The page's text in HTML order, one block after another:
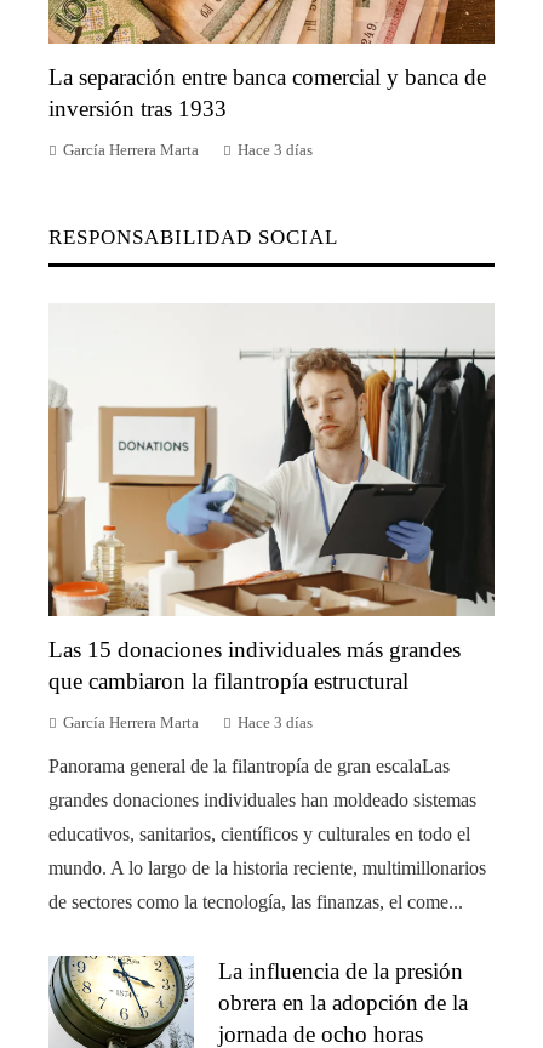
La separación entre banca comercial y banca de
inversión tras 1933
García Herrera Marta Hace 3 días
RESPONSABILIDAD SOCIAL
Las 15 donaciones individuales más grandes
que cambiaron la filantropía estructural
García Herrera Marta Hace 3 días
Panorama general de la filantropía de gran escalaLas
grandes donaciones individuales han moldeado sistemas
educativos, sanitarios, científicos y culturales en todo el
mundo. A lo largo de la historia reciente, multimillonarios
de sectores como la tecnología, las finanzas, el come...
La influencia de la presión
obrera en la adopción de la
jornada de ocho horas